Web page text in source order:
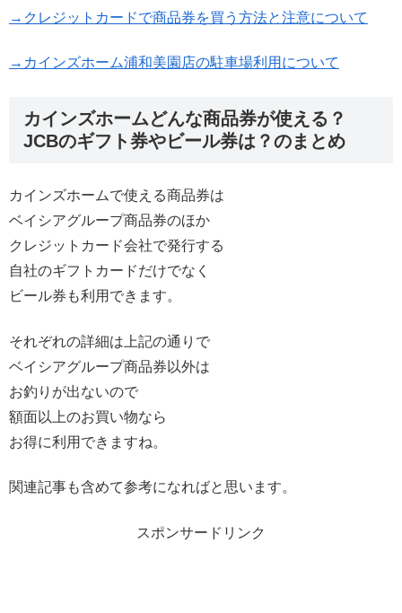
→クレジットカードで商品券を買う方法と注意について
→カインズホーム浦和美園店の駐車場利用について
カインズホームどんな商品券が使える？
JCBのギフト券やビール券は？のまとめ
カインズホームで使える商品券は
ベイシアグループ商品券のほか
クレジットカード会社で発行する
自社のギフトカードだけでなく
ビール券も利用できます。
それぞれの詳細は上記の通りで
ベイシアグループ商品券以外は
お釣りが出ないので
額面以上のお買い物なら
お得に利用できますね。
関連記事も含めて参考になればと思います。
スポンサードリンク